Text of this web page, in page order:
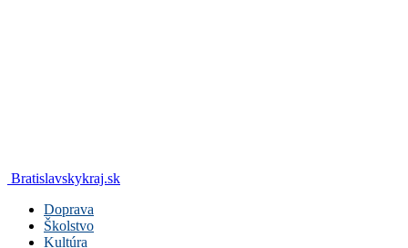
Bratislavskykraj.sk
Doprava
Školstvo
Kultúra